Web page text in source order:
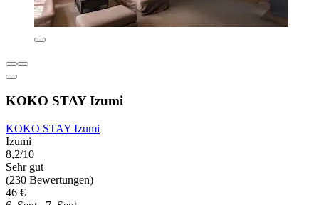
KOKO STAY Izumi
KOKO STAY Izumi
Izumi
8,2/10
Sehr gut
(230 Bewertungen)
46 €